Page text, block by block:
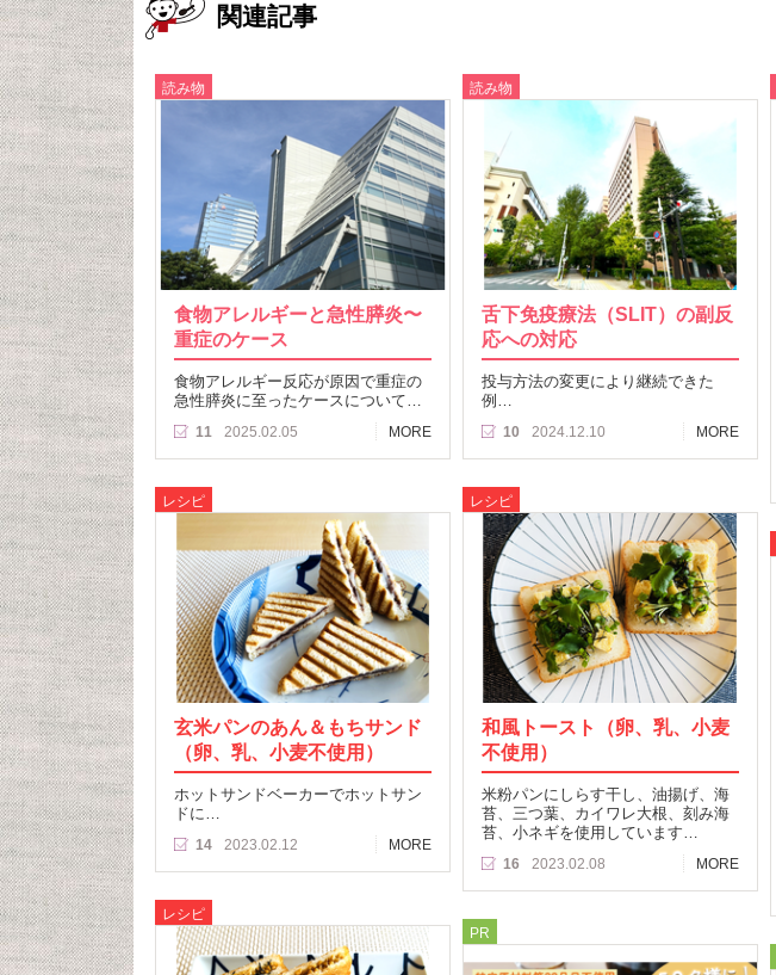
関連記事
読み物
食物アレルギーと急性膵炎〜
重症のケース
食物アレルギー反応が原因で重症の
急性膵炎に至ったケースについて…
11 2025.02.05 MORE
読み物
舌下免疫療法（SLIT）の副反
応への対応
投与方法の変更により継続できた
例…
10 2024.12.10 MORE
レシピ
玄米パンのあん＆もちサンド
（卵、乳、小麦不使用）
ホットサンドベーカーでホットサン
ドに…
14 2023.02.12 MORE
レシピ
和風トースト（卵、乳、小麦
不使用）
米粉パンにしらす干し、油揚げ、海
苔、三つ葉、カイワレ大根、刻み海
苔、小ネギを使用しています…
16 2023.02.08 MORE
レシピ
PR